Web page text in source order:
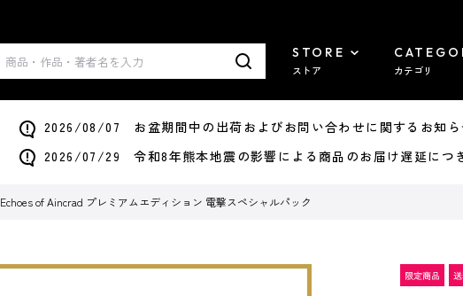
STORE
ストア カテゴリ
2026/08/07 お盆期間中の出荷およびお問い合わせに関するお知ら
2026/07/29 令和8年熊本地震の影響による商品のお届け遅延につ
Echoes of Aincrad プレミアムエディション 電撃スペシャルパック